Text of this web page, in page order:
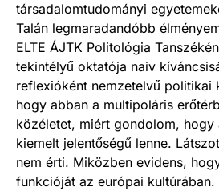
társadalomtudományi
Talán legmaradandóbb
ELTE ÁJTK Politológia
tekintélyű oktatója naiv
reflexióként nemzetelvű politikai
hogy abban a multipoláris
közéletet, miért gondolom, hogy
kiemelt jelentőségű lenne.
nem érti. Miközben evidens,
funkcióját az európai